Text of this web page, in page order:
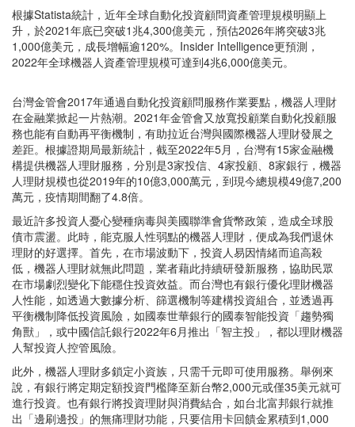
根據Statista統計，近年全球自動化投資顧問資產管理規模明顯上
升，於2021年底已突破1兆4,300億美元，預估2026年將突破3兆
1,000億美元，成長增幅逾120%。Insider Intelligence更預測，
2022年全球機器人資產管理規模可達到4兆6,000億美元。
台灣金管會2017年通過自動化投資顧問服務作業要點，機器人理財
在金融業掀起一片熱潮。2021年金管會又放寬投顧業自動化投顧服
務也能有自動再平衡機制，有助拉近台灣與國際機器人理財發展之
差距。根據證期局最新統計，截至2022年5月，台灣有15家金融機
構提供機器人理財服務，分別是3家投信、4家投顧、8家銀行，機器
人理財規模也從2019年的10億3,000萬元，到現今總規模49億7,200
萬元，疫情期間翻了4.8倍。
最近許多投資人憂心變種病毒與美國聯準會貨幣政策，造成全球股
債市震盪。此時，能克服人性弱點的機器人理財，便成為我們退休
理財的好選擇。首先，在市場波動下，投資人易因情緒而追高殺
低，機器人理財就無此問題，業者藉此持續研發新服務，協助民眾
在市場劇烈變化下能穩住投資效益。而台灣也有銀行優化理財機器
人性能，如透過大數據分析、篩選機制等建構投資組合，並透過再
平衡機制降低投資風險，如國泰世華銀行的國泰智能投資「趨勢獨
角獸」，或中國信託銀行2022年6月推出「智主投」，都以理財機器
人幫投資人控管風險。
此外，機器人理財多鎖定小資族，只需千元即可使用服務。舉例來
說，有銀行將定期定額投資門檻降至新台幣2,000元或僅35美元就可
進行投資。也有銀行將投資理財與消費結合，如台北富邦銀行就推
出「邊刷邊投」的無痛理財功能，只要信用卡回饋金累積到1,000